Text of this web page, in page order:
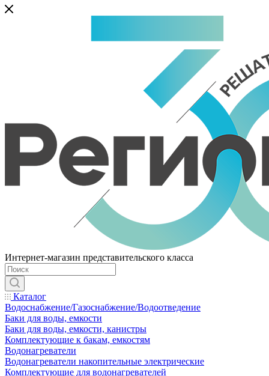
Интернет-магазин представительского класса
Каталог
Водоснабжение/Газоснабжение/Водоотведение
Баки для воды, емкости
Баки для воды, емкости, канистры
Комплектующие к бакам, емкостям
Водонагреватели
Водонагреватели накопительные электрические
Комплектующие для водонагревателей